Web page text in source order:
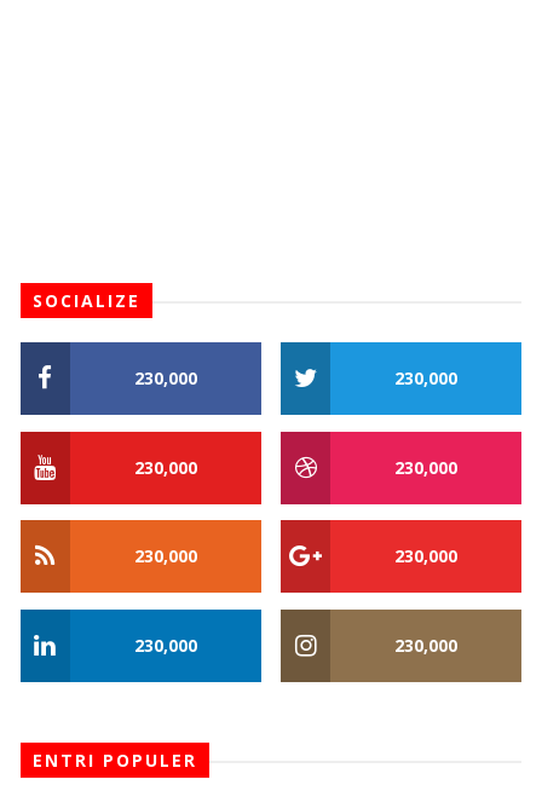
SOCIALIZE
230,000 230,000
230,000 230,000
230,000 230,000
230,000 230,000
ENTRI POPULER